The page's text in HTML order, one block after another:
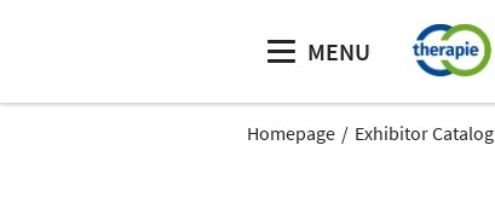
MENU
Homepage Exhibitor Catalog